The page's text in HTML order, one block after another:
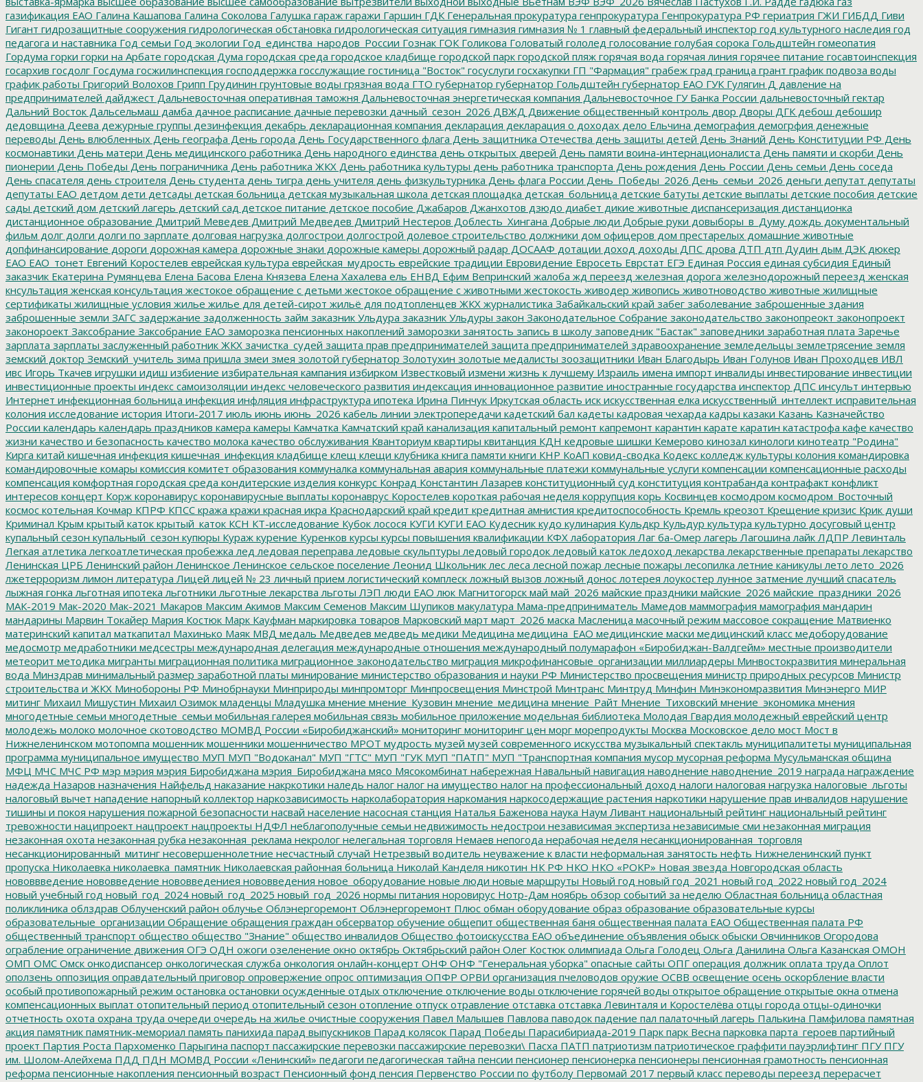
газификация ЕАО Галина Кашапова Галина Соколова Галушка гараж гаражи Гаршин ГДК Генеральная прокуратура генпрокуратура Генпрокуратура РФ гериатрия ГЖИ ГИБДД Гиви
Гигант гидрозащитные сооружения гидрологическая обстановка гидрологическая ситуация гимназия гимназия № 1 главный федеральный инспектор год культурного наследия год
педагога и наставника Год семьи Год экологии Год_единства_народов_России Гознак ГОК Голикова Головатый гололед голосование голубая сорока Гольдштейн гомеопатия
Гордума горки горки на Арбате городская Дума городская среда городское кладбище городской парк городской пляж горячая вода горячая линия горячее питание госавтоинспекция
госархив госдолг Госдума госжилинспекция господдержка госслужащие гостиница "Восток" госуслуги госхакупки ГП "Фармация" грабеж град граница грант график подвоза воды
график работы Григорий Волохов Грипп Грудинин грунтовые воды грязная вода ГТО губернатор губернатор Гольдштейн губернатор ЕАО ГУК Гулягин Д давление на
предпринимателей дайджест Дальневосточная оперативная таможня Дальневосточная энергетическая компания Дальневосточное ГУ Банка России дальневосточный гектар
Дальний Восток Дальсельмаш дамба дачное расписание дачные перевозки дачный_сезон_2026 ДВЖД Движение общественный контроль двор Дворы ДГК дебош дебошир
дедовщина Деева дежурные группы дезинфекция декабрь декларационная компания декларация декларация о доходах дело Ельчина демография демогрфия денежные
переводы День влюбленных День географа День города День Государственного флага День защитника Отечества день защиты детей День Знаний День Конституции РФ День
космонавтики День матери День медицинского работника День народного единства день открытых дверей День памяти воина-интернационалиста День памяти и скорби День
пионерии День Победы День пограничника День работника ЖКХ День работника культуры день работника транспорта День рождения День России День семьи День соседа
День спасателя день строителя День студента день тигра день учителя день физкультурника День флага России День_Победы_2026 День_семьи_2026 деньги депутат депутаты
депутаты ЕАО детдом дети детсады детская больница детская музыкальная школа детская площадка детская_больница детские батуты детские выплаты детские пособия детские
сады детский дом детский лагерь детский сад детское питание детское пособие Джабаров Джанхотов дзюдо диабет дикие животные диспансеризация дистанционка
дистанционное образование Дмитрий Меведев Дмитрий Медведев Дмитрий Нестеров Доблесть_Хингана Добрые люди Добрые руки довыборы_в_Думу дождь документальный
фильм долг долги долги по зарплате долговая нагрузка долгострои долгострой долевое строительство должники дом офицеров дом престарелых домашние животные
допфинансирование дороги дорожная камера дорожные знаки дорожные камеры дорожный радар ДОСААФ дотации доход доходы ДПС дрова ДТП дтп Дудин дым ДЭК дюкер
ЕАО ЕАО_тонет Евгений Коростелев еврейская культура еврейская_мудрость еврейские традиции Евровидение Евросеть Еврстат ЕГЭ Единая Россия единая субсидия Единый
заказчик Екатерина Румянцева Елена Басова Елена Князева Елена Хахалева ель ЕНВД Ефим Вепринский жалоба жд переезд железная дорога железнодорожный переезд женская
кнсультация женская консультация жестокое обращение с детьми жестокое обращение с животными жестокость живодер живопись животноводство животные жилищные
сертификаты жилищные условия жилье жилье для детей-сирот жильё для подтопленцев ЖКХ журналистика Забайкальский край забег заболевание заброшенные здания
заброшенные земли ЗАГС задержание задолженность займ заказник Ульдура заказник Ульдуры закон Законодательное Собрание законодательство законопреокт законопроект
законороект Заксобрание Заксобрание ЕАО заморозка пенсионных накоплений заморозки занятость запись в школу заповедник "Бастак" заповедники заработная плата Заречье
зарплата зарплаты заслуженный работник ЖКХ зачистка_судей защита прав предпринимателей защита предпринимателей здравоохранение земледельцы землетрясение земля
земский доктор Земский_учитель зима пришла змеи змея золотой губернатор Золотухин золотые медалисты зоозащитники Иван Благодырь Иван Голунов Иван Проходцев ИВЛ
ивс Игорь Ткачев игрушки идиш избиение избирательная кампания избирком Известковый измени жизнь к лучшему Израиль имена импорт инвалиды инвестирование инвестиции
инвестиционные проекты индекс самоизоляции индекс человеческого развития индексация инновационное развитие иностранные государства инспектор ДПС инсульт интервью
Интернет инфекционная больница инфекция инфляция инфраструктура ипотека Ирина Пинчук Иркутская область иск искусственная елка искусственный_интеллект исправительная
колония исследование история Итоги-2017 июль июнь июнь_2026 кабель линии электропередачи кадетский бал кадеты кадровая чехарда кадры казаки Казань Казначейство
России календарь календарь праздников камера камеры Камчатка Камчатский край канализация капитальный ремонт капремонт карантин карате каратин катастрофа кафе качество
жизни качество и безопасность качество молока качество обслуживания Кванториум квартиры квитанция КДН кедровые шишки Кемерово кинозал кинологи кинотеатр "Родина"
Кирга китай кишечная инфекция кишечная_инфекция кладбище клещ клещи клубника книга памяти книги КНР КоАП ковид-сводка Кодекс колледж культуры колония командировка
командировочные комары комиссия комитет образования коммуналка коммунальная авария коммунальные платежи коммунальные услуги компенсации компенсационные расходы
компенсация комфортная городская среда кондитерские изделия конкурс Конрад Константин Лазарев конституционный суд конституция контрабанда контрафакт конфликт
интересов концерт Корж коронавирус коронавирусные выплаты коронаврус Коростелев короткая рабочая неделя коррупция корь Косвинцев космодром космодром_Восточный
космос котельная Кочмар КПРФ КПСС кража кражи красная икра Краснодарский край кредит кредитная амнистия кредитоспособность Кремль креозот Крещение кризис Крик души
Криминал Крым крытый каток крытый_каток КСН КТ-исследование Кубок лосося КУГИ КУГИ ЕАО Кудесник кудо кулинария Кульдкр Кульдур культура культурно досуговый центр
купальный сезон купальный_сезон купюры Кураж курение Куренков курсы курсы повышения квалификации КФХ лаборатория Лаг ба-Омер лагерь Лагошина лайк ЛДПР Левинталь
Легкая атлетика легкоатлетическая пробежка лед ледовая переправа ледовые скульптуры ледовый городок ледовый каток ледоход лекарства лекарственные препараты лекарство
Ленинская ЦРБ Ленинский район Ленинское Ленинское сельское поселение Леонид Школьник лес леса лесной пожар лесные пожары лесопилка летние каникулы лето лето_2026
лжетерроризм лимон литература Лицей лицей № 23 личный прием логистический комплеск ложный вызов ложный донос лотерея лоукостер лунное затмение лучший спасатель
лыжная гонка льготная ипотека льготники льготные лекарства льготы ЛЭП люди ЕАО люк Магнитогорск май май_2026 майские праздники майские_2026 майские_праздники_2026
МАК-2019 Мак-2020 Мак-2021 Макаров Максим Акимов Максим Семенов Максим Шупиков макулатура Мама-предприниматель Мамедов маммография мамография мандарин
мандарины Марвин Токайер Мария Костюк Марк Кауфман маркировка товаров Марковский март март_2026 маска Масленица масочный режим массовое сокращение Матвиенко
материнский капитал маткапитал Махинько Маяк МВД медаль Медведев медведь медики Медицина медицина_ЕАО медицинские маски медицинский класс медоборудование
медосмотр медработники медсестры международная делегация международные отношения международный полумарафон «Биробиджан-Валдгейм» местные производители
метеорит методика мигранты миграционная политика миграционное законодательство миграция микрофинансовые_организации миллиардеры Минвостокразвития минеральная
вода Минздрав минимальный размер заработной платы минирование министерство образования и науки РФ Министерство просвещения министр природных ресурсов Министр
строительства и ЖКХ Минобороны РФ Минобрнауки Минприроды минпромторг Минпросвещения Минстрой Минтранс Минтруд Минфин Минэкономразвития Минэнерго МИР
митинг Михаил Мишустин Михаил Озимок младенцы Младушка мнение мнение_Кузовин мнение_медицина мнение_Райт Мнение_Тиховский мнение_экономика мнения
многодетные семьи многодетные_семьи мобильная галерея мобильная связь мобильное приложение модельная библиотека Молодая Гвардия молодежный еврейский центр
молодежь молоко молочное скотоводство МОМВД России «Биробиджанский» мониторинг мониторинг цен морг морепродукты Москва Московское дело мост Мост в
Нижнеленинском мотопомпа мошенник мошенники мошенничество МРОТ мудрость музей музей современного искусства музыкальный спектакль муниципалитеты муниципальная
программа муниципальное имущество МУП МУП "Водоканал" МУП "ГТС" МУП "ГУК МУП "ПАТП" МУП "Транспортная компания мусор мусорная реформа Мусульманская община
МФЦ МЧС МЧС РФ мэр мэрия мэрия Биробиджана мэрия_Биробиджана мясо Мясокомбинат набережная Навальный навигация наводнение наводнение_2019 награда награждение
надежда Назаров назначения Найфельд наказание накркотики наледь налог налог на имущество налог на профессиональный доход налоги налоговая нагрузка налоговые_льготы
налоговый вычет нападение напорный коллектор наркозависимость нарколаборатория наркомания наркосодержащие растения наркотики нарушение прав инвалидов нарушение
тишины и покоя нарушения пожарной безопасности насвай население насосная станция Наталья Баженова наука Наум Ливант национальный рейтинг национальный рейтинг
тревожности наципроект нацпроект нацпроекты НДФЛ неблагополучные семьи недвижимость недострои независимая экспертиза независимые сми незаконная миграция
незаконная охота незаконная рубка незаконная_реклама некролог нелегальная торговля Немаев непогода нерабочая неделя несанкционированная_торговля
несанкционированный_митинг несовершеннолетние несчастный случай Нетрезвый водитель неуважение к власти неформальная занятость нефть Нижнеленинский пункт
пропуска Николаевка николаевка_памятник Николаевская районная больница Николай Канделя никотин НК РФ НКО НКО «РОКР» Новая звезда Новгородская область
нововвведение нововведение нововведениея нововведения новое_оборудование новые люди новые маршруты Новый год новый год_2021 новый год_2022 новый год_2024
новый учебный год новый_год_2024 новый_год_2025 новый_год_2026 нормы питания норовирус Нотр-Дам ноябрь обзор событий за неделю Областная больница областная
поликлиника облздрав Облученский район облучье Облэнергоремонт Облэнергоремонт Плюс обман оборудование образ образование образовательные курсы
образовательные_организации Обращение обращения граждан обсерватор обучение общепит общественная баня общественная палата ЕАО Общественная палата РФ
общественный транспорт общество общество "Знание" общество инвалидов Общество фотоискусства ЕАО объединение объявления обыск обыски Овчинников Огородова
ограбление ограничение движения ОГЭ ОДН ожоги озеленение окно октябрь Октябрьский район Олег Костюк олимпиада Ольга Голодец Ольга Данилина Ольга Казанская ОМОН
ОМП ОМС Омск онкодиспансер онкологическая служба онкология онлайн-концерт ОНФ ОНФ "Генеральная уборка" опасные сайты ОПГ операция должник оплата труда Оплот
оползень оппозиция оправдательный приговор опровержение опрос оптимизация ОПФР ОРВИ организация пчеловодов оружие ОСВВ освещение осень оскорбление власти
особый противопожарный режим остановка остановки осужденные отдых отключение отключение воды отключение горячей воды открытое обращение открытые окна отмена
компенсационных выплат отопительный период отопительный сезон отопление отпуск отравление отставка отставка Левинталя и Коростелёва отцы города отцы-одиночки
отчетность охота охрана труда очереди очередь на жилье очистные сооружения Павел Малышев Павлова паводок падение пал палаточный лагерь Палькина Памфилова памятная
акция памятник памятник-мемориал память панихида парад выпускников Парад колясок Парад Победы Парасибириада-2019 Парк парк Весна парковка парта_героев партийный
проект Партия Роста Пархоменко Парыгина паспорт пассажирские перевозки пассажирские перевозки\ Пасха ПАТП патриотизм патриотическое граффити пауэрлифтинг ПГУПГУ
им. Шолом-Алейхема ПДД ПДН МОМВД России «Ленинский» педагоги педагогическая тайна пенсии пенсионер пенсионерка пенсионеры пенсионная грамотность пенсионная
реформа пенсионные накопления пенсионный возраст Пенсионный фонд пенсия Первенство России по футболу Первомай 2017 первый класс переводы переезд перерасчет